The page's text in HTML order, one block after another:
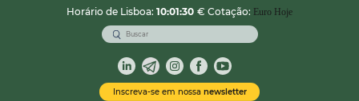
Horário de Lisboa:10:01:32 € Cotação: Euro Hoje
Inscreva-se em nossa newsletter
Nacionalidade Portuguesa